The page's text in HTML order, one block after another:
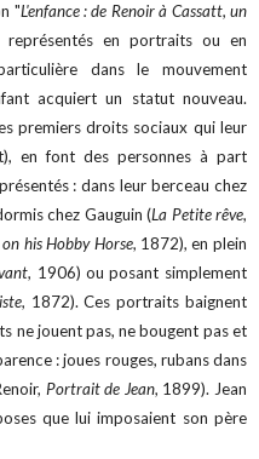
"L'enfance : de Renoir à Cassatt, un
représentés en portraits ou en
dans le mouvement
acquiert un statut nouveau.
premiers droits sociaux qui leur
en font des personnes à part
: dans leur berceau chez
chez Gauguin (La Petite rêve,
his Hobby Horse, 1872), en plein
, 1906) ou posant simplement
, 1872). Ces portraits baignent
ne jouent pas, ne bougent pas et
: joues rouges, rubans dans
Portrait de Jean, 1899). Jean
que lui imposaient son père